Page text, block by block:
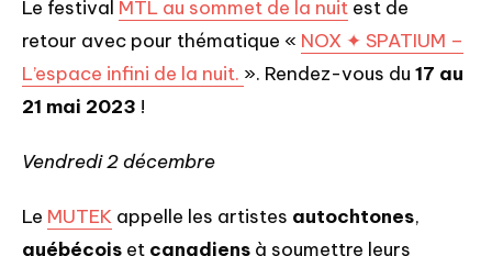
Le festival MTL au sommet de la nuit est de
retour avec pour thématique « NOX ✦ SPATIUM –
L’espace infini de la nuit. ». Rendez-vous du 17 au
21 mai 2023 !
Vendredi 2 décembre
Le MUTEK appelle les artistes autochtones,
québécois et canadiens à soumettre leurs